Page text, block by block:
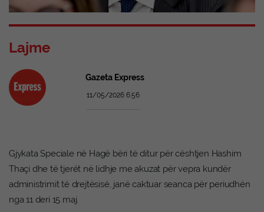
Lajme
Gazeta Express
11/05/2026 6:56
Gjykata Speciale në Hagë bëri të ditur për cështjen Hashim
Thaçi dhe të tjerët në lidhje me akuzat për vepra kundër
administrimit të drejtësisë, janë caktuar seanca për periudhën
nga 11 deri 15 maj.